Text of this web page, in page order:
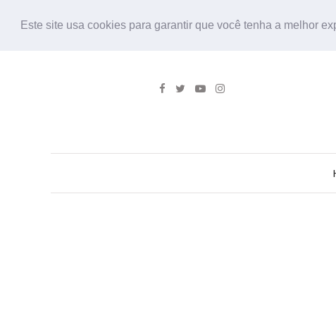
Este site usa cookies para garantir que você tenha a melhor